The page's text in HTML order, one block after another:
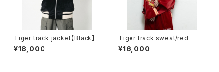
Tiger track jacket【Black】
¥18,000
Tiger track sweat/red
¥16,000